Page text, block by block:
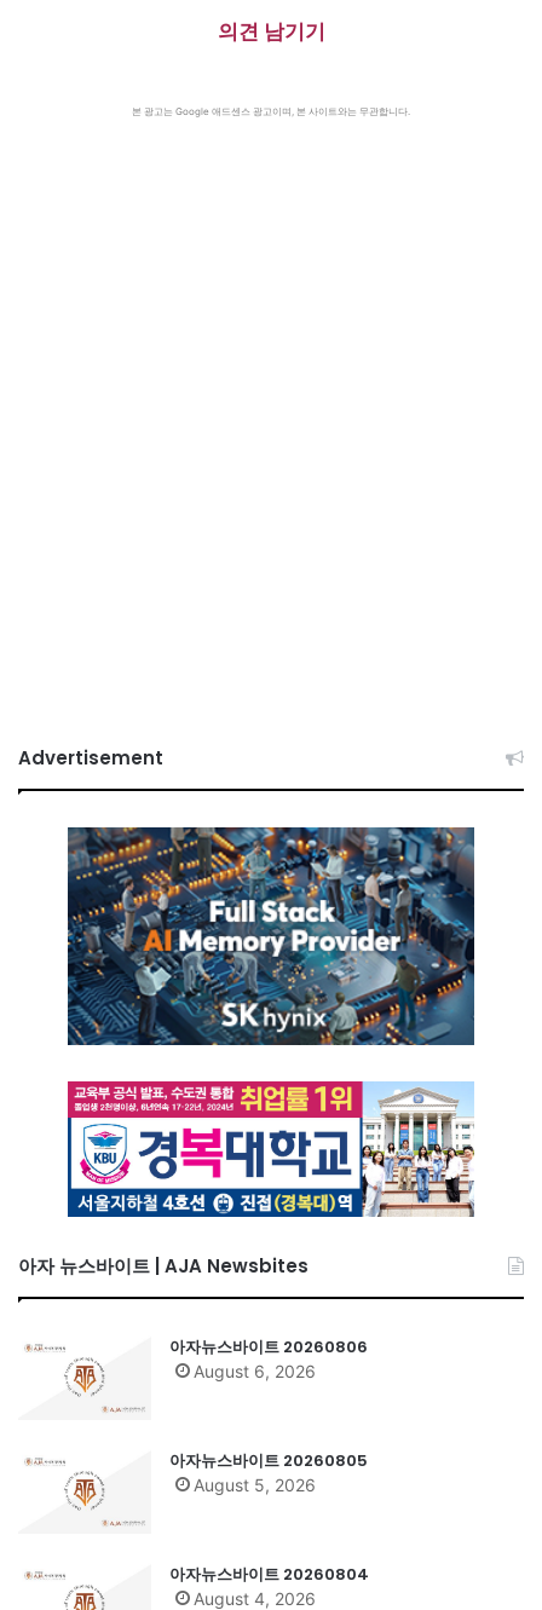
의견 남기기
본 광고는 Google 애드센스 광고이며, 본 사이트와는 무관합니다.
Advertisement
아자 뉴스바이트 | AJA Newsbites
아자뉴스바이트 20260806
August 6, 2026
아자뉴스바이트 20260805
August 5, 2026
아자뉴스바이트 20260804
August 4, 2026